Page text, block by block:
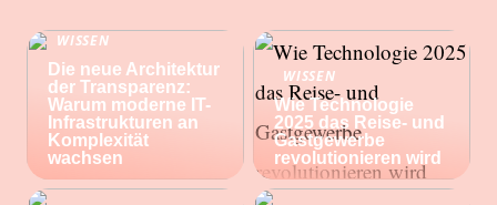
WISSEN
Die neue Architektur
der Transparenz:
Warum moderne IT-
Infrastrukturen an
Komplexität
wachsen
WISSEN
Wie Technologie
2025 das Reise- und
Gastgewerbe
revolutionieren wird